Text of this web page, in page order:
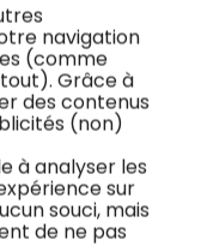
navigation
(comme
Grâce à
des contenus
(non)
à analyser les
sur
souci, mais
de ne pas
: origine et